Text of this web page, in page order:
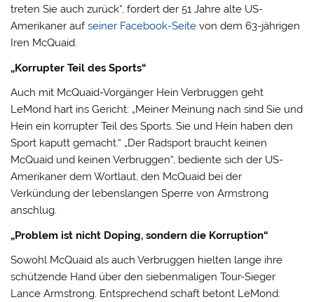
treten Sie auch zurück“, fordert der 51 Jahre alte US-
Amerikaner aufseiner Facebook-Seite von dem 63-jährigen
Iren McQuaid.
„Korrupter Teil des Sports“
Auch mit McQuaid-Vorgänger Hein Verbruggen geht
LeMond hart ins Gericht: „Meiner Meinung nach sind Sie und
Hein ein korrupter Teil des Sports. Sie und Hein haben den
Sport kaputt gemacht.“ „Der Radsport braucht keinen
McQuaid und keinen Verbruggen“, bediente sich der US-
Amerikaner dem Wortlaut, den McQuaid bei der
Verkündung der lebenslangen Sperre von Armstrong
anschlug.
„Problem ist nicht Doping, sondern die Korruption“
Sowohl McQuaid als auch Verbruggen hielten lange ihre
schützende Hand über den siebenmaligen Tour-Sieger
Lance Armstrong. Entsprechend schaft betont LeMond: